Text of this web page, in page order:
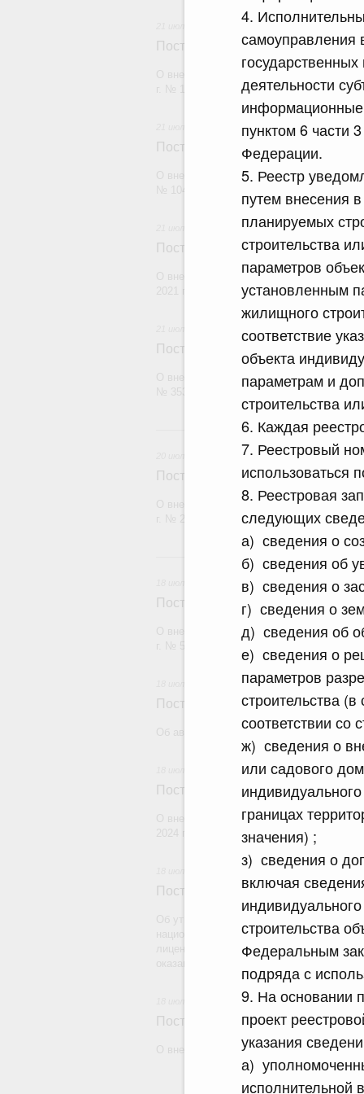
4.
самоуправления
деятельности
информационные
пунктом 6 части
Федерации.
5. Реестр
путем внесения
планируемых
строительства
параметров
установленным
жилищного
соответствие
объекта
параметрам и
строительства
6. Каждая
7. Реестровый
использоваться
8. Реестровая
следующих
а) сведения о
б) сведения об
в) сведения о
г) сведения о
д) сведения об
е) сведения о
параметров
строительства
соответствии со
ж) сведения о
или садового
границах
значения) ;
з) сведения о
включая
строительства
Федеральным
подряда с
9. На основании
проект
указания
а)
исполнительной
Постановление Правительства
О внесении изменений в постановление
Постановление Правительства
О внесении изменений в постановление
Постановление Правительства
О внесении изменений в постановление
Постановление Правительства
О внесении изменения в постановление
20
Постановление Правительства
О внесении изменений в постановление
Постановление Правительства
О внесении изменений в постановление
Постановление Правительства
Об авансировании государственных
Постановление Правительства
О внесении изменения в
Постановление Правительства
национальной гвардии Российской
лицензию на осуществление частной
оказание сыскных услуг и об окончании
Постановление Правительства
О внесении изменений в некоторые